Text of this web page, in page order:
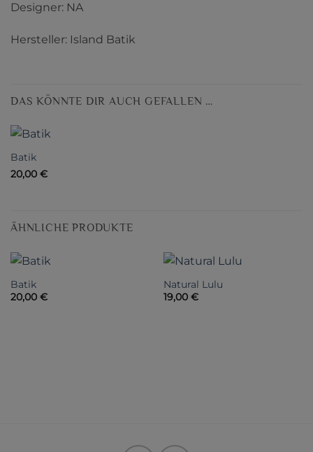
Designer: NA
Hersteller: Island Batik
DAS KÖNNTE DIR AUCH GEFALLEN …
Batik
20,00 €
ÄHNLICHE PRODUKTE
Batik
20,00 €
Natural Lulu
19,00 €